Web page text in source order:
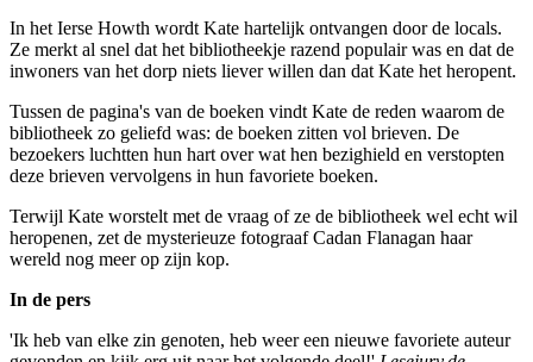
In het Ierse Howth wordt Kate hartelijk ontvangen door de locals.
Ze merkt al snel dat het bibliotheekje razend populair was en dat de
inwoners van het dorp niets liever willen dan dat Kate het heropent.
Tussen de pagina's van de boeken vindt Kate de reden waarom de
bibliotheek zo geliefd was: de boeken zitten vol brieven. De
bezoekers luchtten hun hart over wat hen bezighield en verstopten
deze brieven vervolgens in hun favoriete boeken.
Terwijl Kate worstelt met de vraag of ze de bibliotheek wel echt wil
heropenen, zet de mysterieuze fotograaf Cadan Flanagan haar
wereld nog meer op zijn kop.
In de pers
'Ik heb van elke zin genoten, heb weer een nieuwe favoriete auteur